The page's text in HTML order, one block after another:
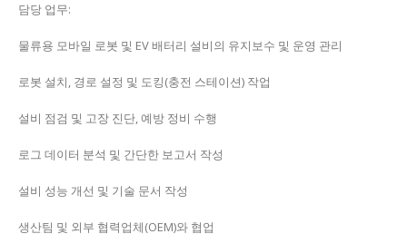
담당 업무:
물류용 모바일 로봇 및 EV 배터리 설비의 유지보수 및 운영 관리
로봇 설치, 경로 설정 및 도킹(충전 스테이션) 작업
설비 점검 및 고장 진단, 예방 정비 수행
로그 데이터 분석 및 간단한 보고서 작성
설비 성능 개선 및 기술 문서 작성
생산팀 및 외부 협력업체(OEM)와 협업